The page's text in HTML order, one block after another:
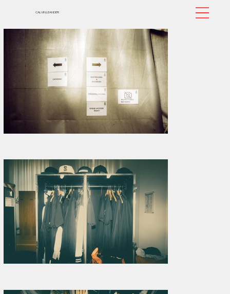
CALVIN.LEANDER